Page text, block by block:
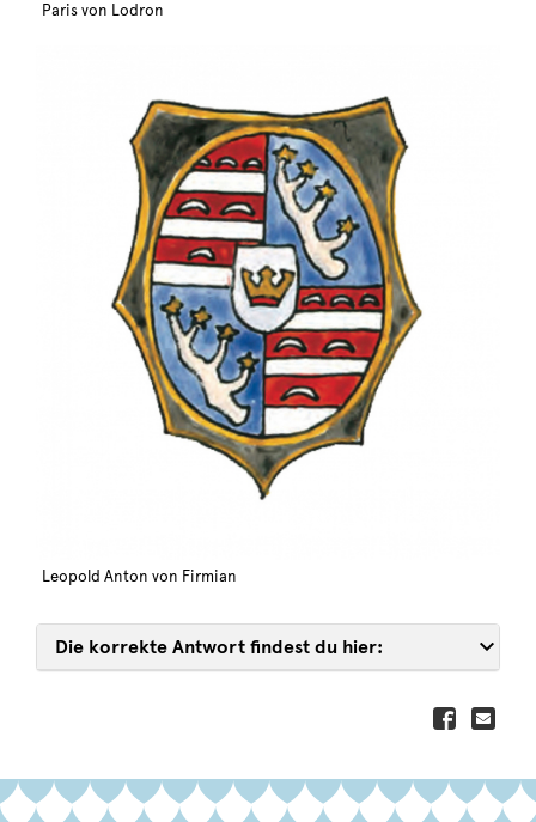
Paris von Lodron
Leopold Anton von Firmian
Die korrekte Antwort findest du hier: